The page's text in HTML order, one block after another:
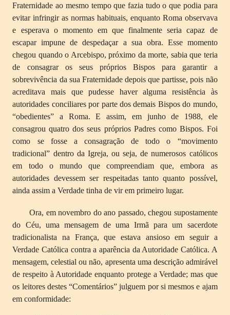
Fraternidade ao mesmo tempo que fazia tudo o que podia para
evitar infringir as normas habituais, enquanto Roma observava
e esperava o momento em que finalmente seria capaz de
escapar impune de despedaçar a sua obra. Esse momento
chegou quando o Arcebispo, próximo da morte, sabia que teria
de consagrar os seus próprios Bispos para garantir a
sobrevivência da sua Fraternidade depois que partisse, pois não
acreditava mais que pudesse haver alguma resistência às
autoridades conciliares por parte dos demais Bispos do mundo,
“obedientes” a Roma. E assim, em junho de 1988, ele
consagrou quatro dos seus próprios Padres como Bispos. Foi
como se fosse a consagração de todo o “movimento
tradicional” dentro da Igreja, ou seja, de numerosos católicos
em todo o mundo que compreendiam que, embora as
autoridades devessem ser respeitadas tanto quanto possível,
ainda assim a Verdade tinha de vir em primeiro lugar.
Ora, em novembro do ano passado, chegou supostamente
do Céu, uma mensagem de uma Irmã para um sacerdote
tradicionalista na França, que estava ansioso em seguir a
Verdade Católica contra a aparência da Autoridade Católica. A
mensagem, celestial ou não, apresenta uma descrição admirável
de respeito à Autoridade enquanto protege a Verdade; mas que
os leitores destes “Comentários” julguem por si mesmos e ajam
em conformidade: